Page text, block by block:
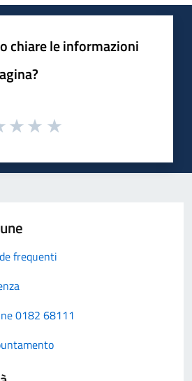
chiare le informazioni
frequenti
0182 68111